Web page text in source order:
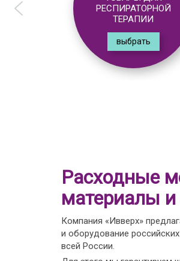
ТОВАРЫ ДЛЯ
АНЕСТЕЗИОЛОГИИ
выбрать
Расходные
материалы и
Компания «Ивверх»
и оборудование
всей России.